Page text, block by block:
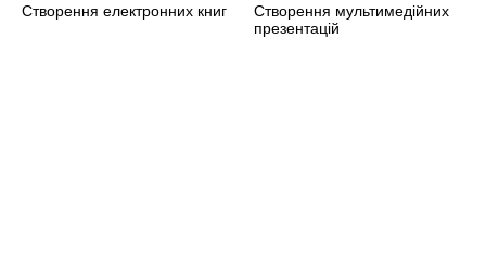
Створення електронних книг
Створення мультимедійних
презентацій